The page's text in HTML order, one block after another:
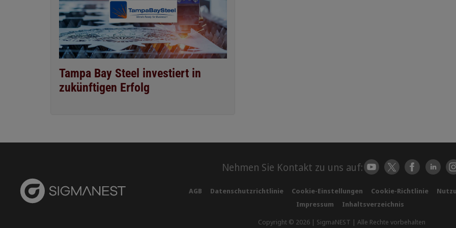
Tampa Bay Steel investiert in
zukünftigen Erfolg
Nehmen Sie Kontakt zu uns auf:
AGB Datenschutzrichtlinie Cookie-Einstellungen Cookie-Richtlinie
Impressum
Inhaltsverzeichnis
Copyright © 2026 | SigmaNEST | Alle Rechte vorbehalten